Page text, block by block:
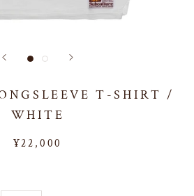
T-SHIRT /
WHITE
¥22,000